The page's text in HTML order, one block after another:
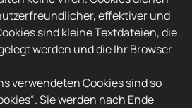
effektiver und
sind kleine Textdateien, die
werden und die Ihr Browser
verwendeten Cookies sind so
Sie werden nach Ende